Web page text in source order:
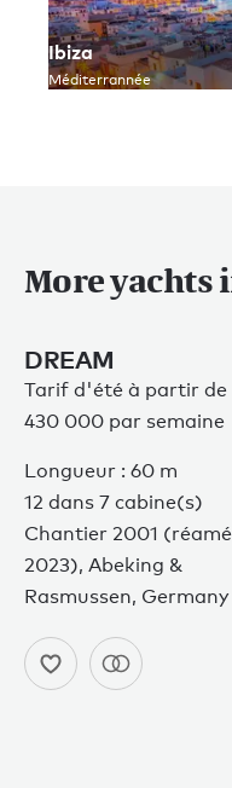
Ibiza
Méditerrannée
More yachts
DREAM
Tarif d'été à partir de
430 000 par semaine
Longueur : 60 m
12 dans 7 cabine(s)
Chantier 2001
2023), Abeking &
Rasmussen, Germany